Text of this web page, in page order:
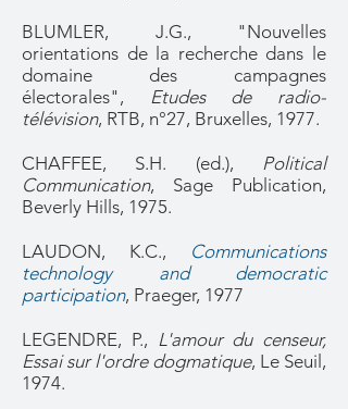
BLUMLER, J.G., "Nouvelles
orientations de la recherche dans le
domaine des campagnes
électorales", Etudes de radio-
télévision, RTB, n°27, Bruxelles, 1977.
CHAFFEE, S.H. (ed.), Political
Communication, Sage Publication,
Beverly Hills, 1975.
LAUDON, K.C., Communications
technology and democratic
participation, Praeger, 1977
LEGENDRE, P., L'amour du censeur,
Essai sur l'ordre dogmatique, Le Seuil,
1974.